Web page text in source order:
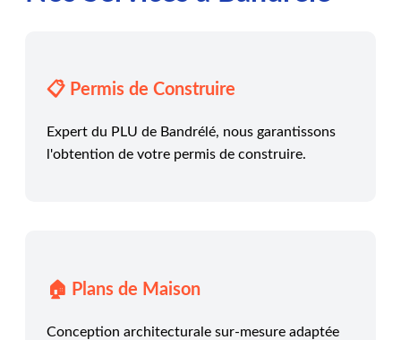
📋 Permis de Construire
Expert du PLU de Bandrélé, nous garantissons
l'obtention de votre permis de construire.
🏠 Plans de Maison
Conception architecturale sur-mesure adaptée